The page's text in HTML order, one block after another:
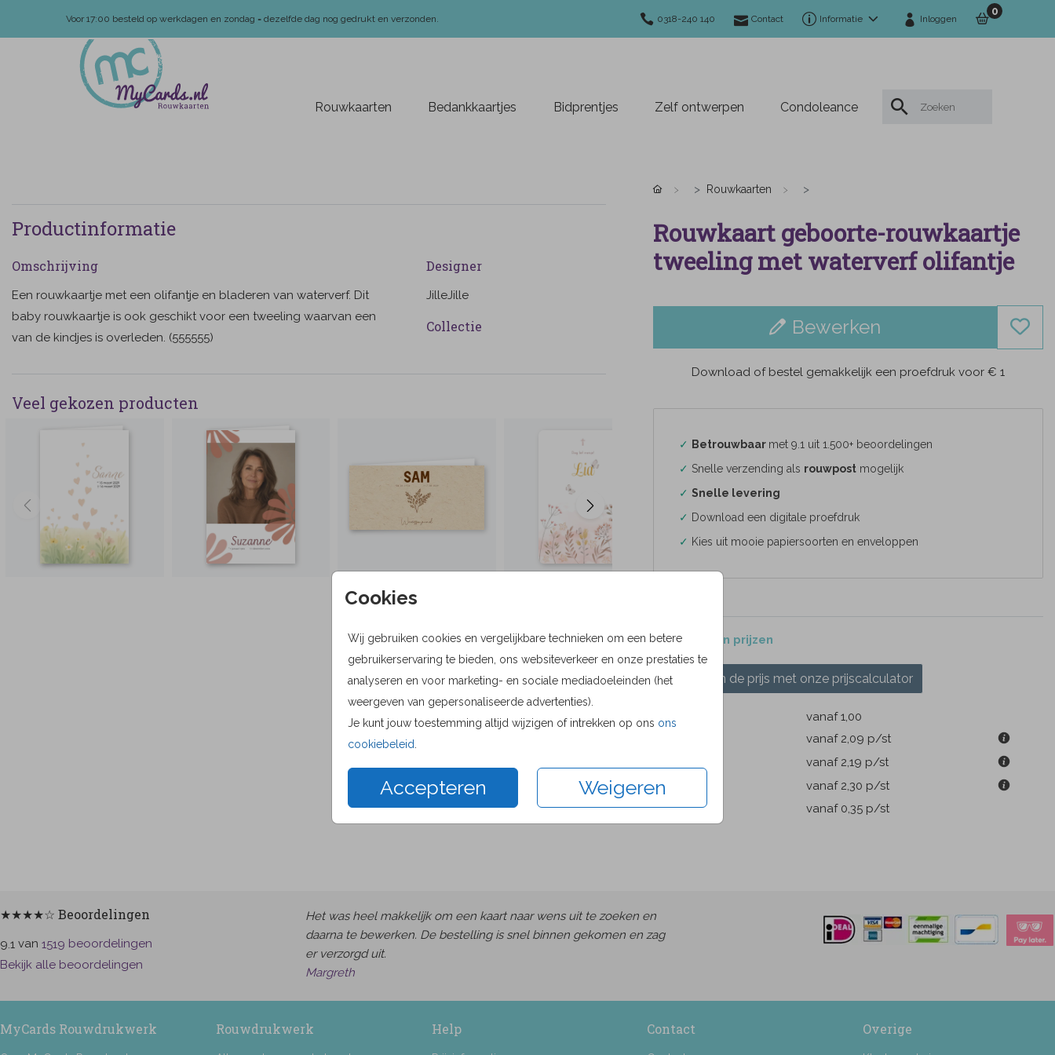
Voor 17:00 besteld op werkdagen en zondag = dezelfde dag nog gedrukt en verzonden. 0318-240 140 Contact Informatie Inloggen
0
Rouwkaarten Bedankkaartjes Bidprentjes Zelf ontwerpen Condoleance
Cookies
Wij gebruiken cookies en vergelijkbare technieken om een betere
gebruikerservaring te bieden, ons websiteverkeer en onze prestaties te
analyseren en voor marketing- en sociale mediadoeleinden (het
weergeven van gepersonaliseerde advertenties).
Je kunt jouw toestemming altijd wijzigen of intrekken op ons ons
cookiebeleid
Accepteren Weigeren
Productinformatie
Omschrijving
Een rouwkaartje met een olifantje en bladeren van waterverf. Dit
baby rouwkaartje is ook geschikt voor een tweeling waarvan een
van de kindjes is overleden. (555555)
Designer
JilleJille
Collectie
Veel gekozen producten
Rouwkaarten
Rouwkaart geboorte-rouwkaartje
tweeling met waterverf olifantje
Bewerken
Download of bestel gemakkelijk een proefdruk voor € 1
✓ Betrouwbaar met 9.1 uit 1.500+ beoordelingen
✓ Snelle verzending als rouwpostmogelijk
✓ Snelle levering
✓ Download een digitale proefdruk
✓ Kies uit mooie papiersoorten en enveloppen
Formaten en prijzen
Bereken de prijs met onze prijscalculator
vanaf 1,00
vanaf 2,09 p/st
vanaf 2,19 p/st
15 × 15 cm
vanaf 2,30 p/st
Enveloppen
vanaf 0,35 p/st
★★★★☆ Beoordelingen
9.1 van 1519 beoordelingen
Bekijk alle beoordelingen
Het was heel makkelijk om een kaart naar wens uit te zoeken en
daarna te bewerken. De bestelling is snel binnen gekomen en zag
er verzorgd uit.
Margreth
MyCards Rouwdrukwerk Rouwdrukwerk Help Contact Overige